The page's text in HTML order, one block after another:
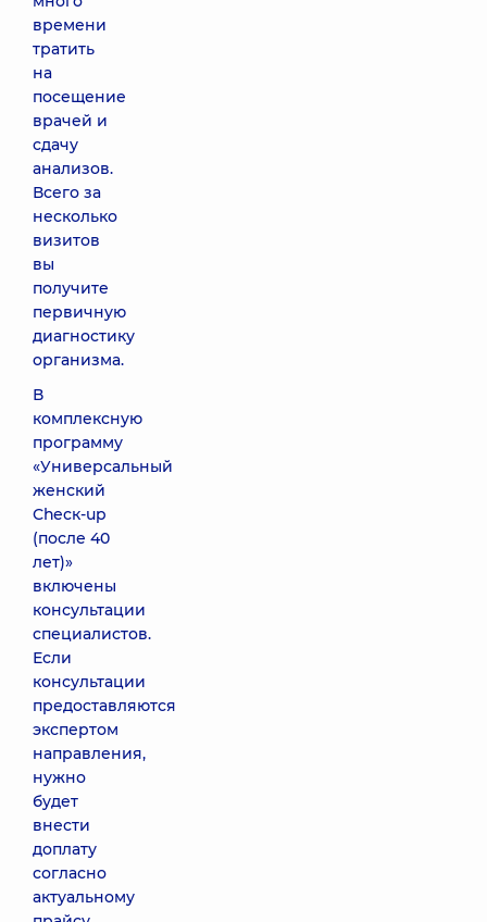
времени
тратить
на
посещение
врачей и
сдачу
анализов.
Всего за
несколько
визитов
вы
получите
первичную
диагностику
организма.
В
комплексную
программу
«Универсальный
женский
Сһеск-up
(после 40
лет)»
включены
консультации
специалистов.
Если
консультации
предоставляются
экспертом
направления,
нужно
будет
внести
доплату
согласно
актуальному